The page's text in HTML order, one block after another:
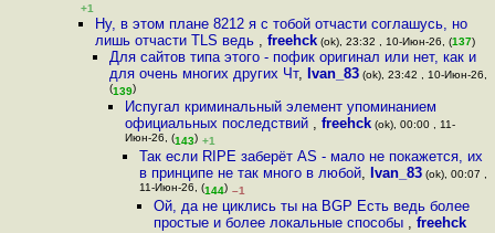
+1
Ну, в этом плане 8212 я с тобой отчасти соглашусь, но
лишь отчасти TLS ведь , freehck(ok), 23:32 , 10-Июн-26, (137)
Для сайтов типа этого - пофик оригинал или нет, как и
для очень многих других Чт, Ivan_83 (ok), 23:42 , 10-Июн-26,
(139)
Испугал криминальный элемент упоминанием
официальных последствий , freehck(ok), 00:00 , 11-
Июн-26, (143) +1
Так если RIPE заберёт AS - мало не покажется, их
в принципе не так много в любой, Ivan_83(ok), 00:07 ,
11-Июн-26, (144) –1
Ой, да не циклись ты на BGP Есть ведь более
простые и более локальные способы ,freehck